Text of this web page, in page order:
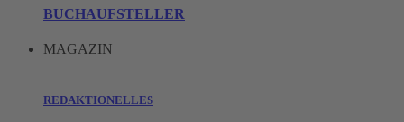
BUCHAUFSTELLER
MAGAZIN
REDAKTIONELLES